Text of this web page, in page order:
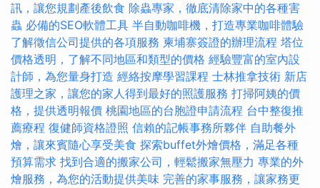
訊，讓您規劃產後飲食 除蟲專家，徹底清除家中的各種害
蟲 必備的SEO軟體工具 半自動咖啡機，打造專業咖啡體驗
了解徵信公司提供的各項服務 柬埔寨簽證的辦理流程 塔位
價格透明，了解不同地區和類型的價格 經驗豐富的室內設
計師，為您量身打造 經絡按摩學習課程 士林推拿技術 新店
護理之家，讓您的家人得到最好的照護服務 打掃阿姨的價
格，提供透明報價 桃園地區的台胞證申請流程 台中整復推
薦療程 復健師資格證照 信賴的記帳事務所夥伴 自助餐外
燴，讓來賓隨心享受美食 探索buffet外燴價格，滿足各種
預算需求 找到合適的搬家公司，輕鬆搬家無壓力 專業的外
燴服務，為您的活動提供美味 完善的家事服務，讓家務更